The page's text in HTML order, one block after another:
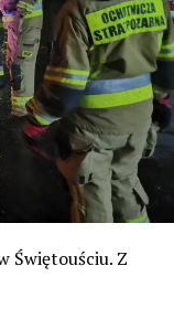
Świętouściu. Z